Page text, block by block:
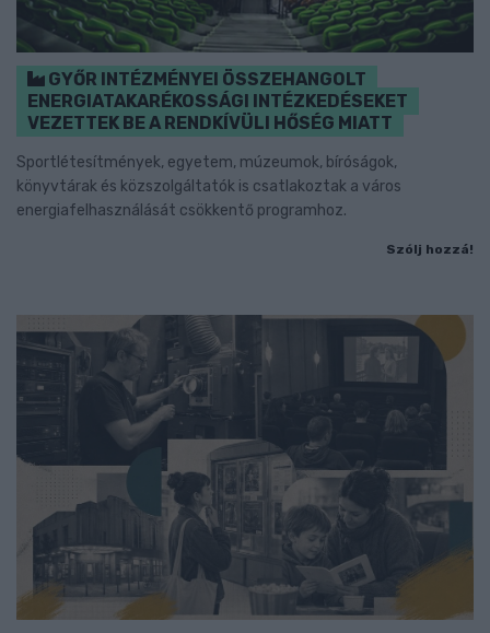
GYŐR INTÉZMÉNYEI ÖSSZEHANGOLT
ENERGIATAKARÉKOSSÁGI INTÉZKEDÉSEKET
VEZETTEK BE A RENDKÍVÜLI HŐSÉG MIATT
Sportlétesítmények, egyetem, múzeumok, bíróságok,
könyvtárak és közszolgáltatók is csatlakoztak a város
energiafelhasználását csökkentő programhoz.
Szólj hozzá!